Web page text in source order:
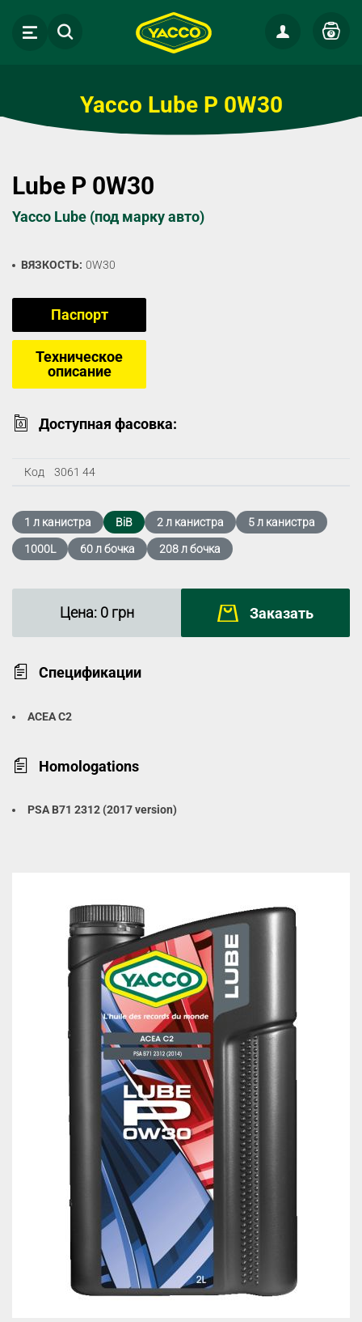
0
Yacco Lube P 0W30
Lube P 0W30
Yacco Lube (под марку авто)
ВЯЗКОСТЬ: 0W30
Паспорт
Техническое
описание
Доступная фасовка:
Код 3061 44
1 л канистра BiB 2 л канистра 5 л канистра
1000L 60 л бочка 208 л бочка
Цена: 0грн Заказать
Спецификации
ACEA C2
Homologations
PSA B71 2312 (2017 version)